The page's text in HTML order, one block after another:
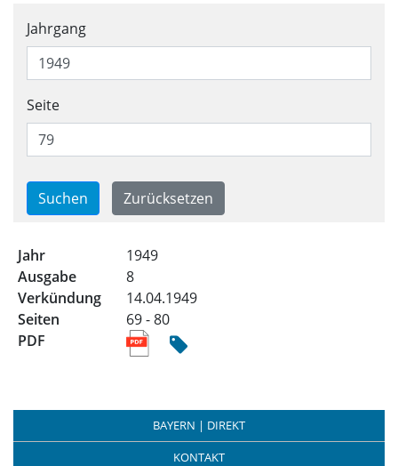
Suchformular für alle
Jahrgang
Seite
Trefferliste für alle
1949
8
14.04.1949
69 - 80
BAYERN | DIREKT
KONTAKT